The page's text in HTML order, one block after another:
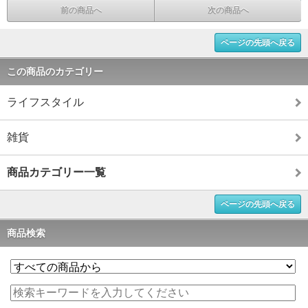
前の商品へ 次の商品へ
ページの先頭へ戻る
この商品のカテゴリー
ライフスタイル
雑貨
商品カテゴリー一覧
ページの先頭へ戻る
商品検索